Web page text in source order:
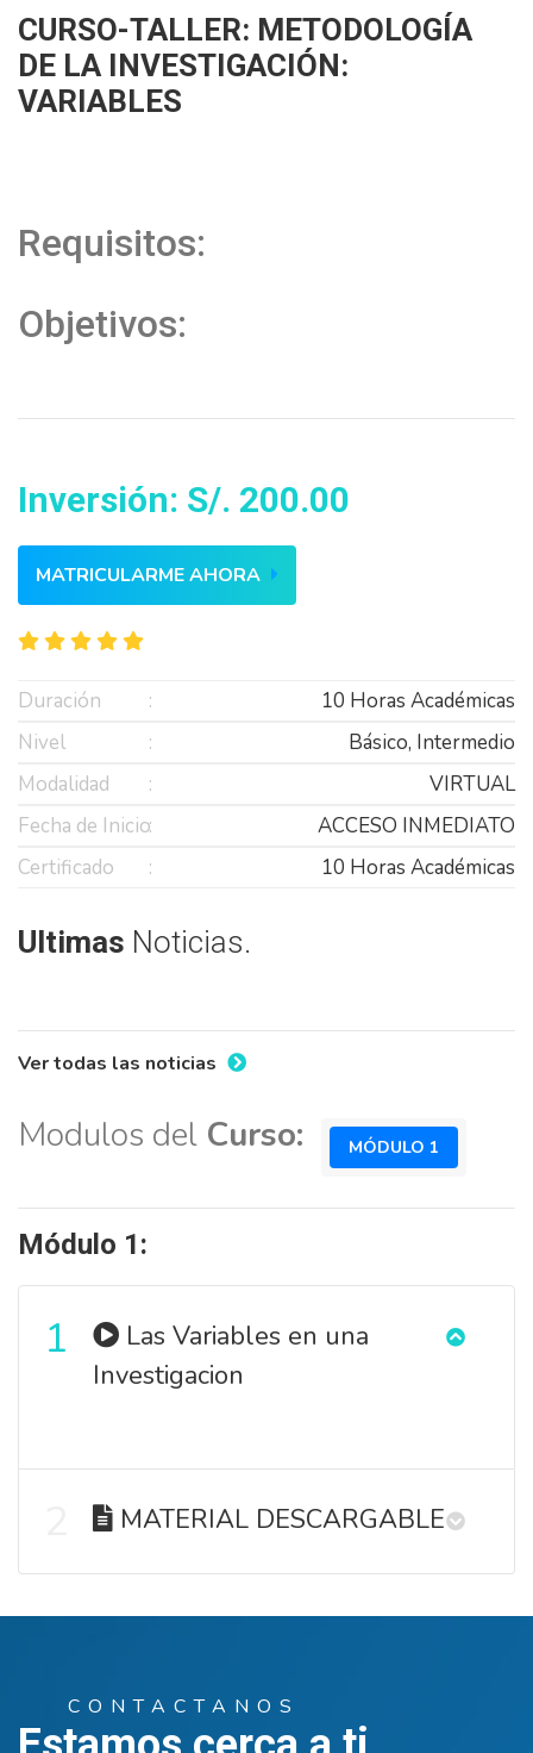
CURSO-TALLER: METODOLOGÍA
DE LA INVESTIGACIÓN:
VARIABLES
Requisitos:
Objetivos:
Inversión: S/. 200.00
MATRICULARME AHORA
Duración
10 Horas Académicas
Nivel
Básico, Intermedio
Modalidad
VIRTUAL
Fecha de Inicio
ACCESO INMEDIATO
Certificado
10 Horas Académicas
Ultimas Noticias.
Ver todas las noticias
Modulos del Curso: MÓDULO 1
Módulo 1:
1
Investigacion
MATERIAL DESCARGABLE
CONTACTANOS